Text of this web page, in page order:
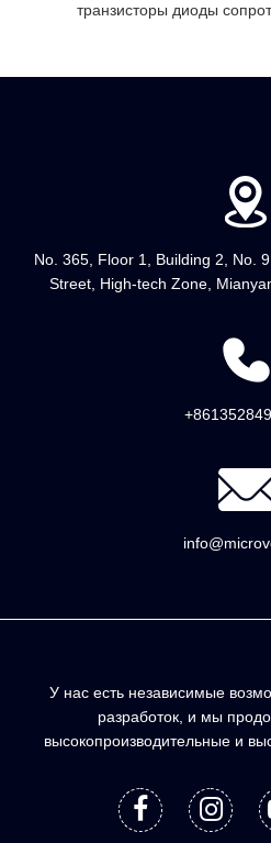
транзисторы диоды
No. 365, Floor 1, Building 2, No.
Street, High-tech Zone,
У нас есть независимые
разработок, и мы
высокопроизводительные и